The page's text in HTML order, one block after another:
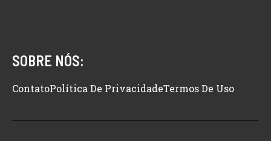
SOBRE NÓS:
ContatoPolítica De PrivacidadeTermos De Uso